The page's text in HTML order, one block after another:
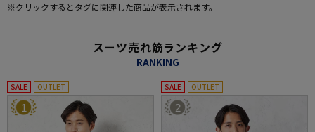
※クリックするとタグに関連した商品が表示されます。
スーツ売れ筋ランキング
RANKING
SALE OUTLET
1
SALE OUTLET
2